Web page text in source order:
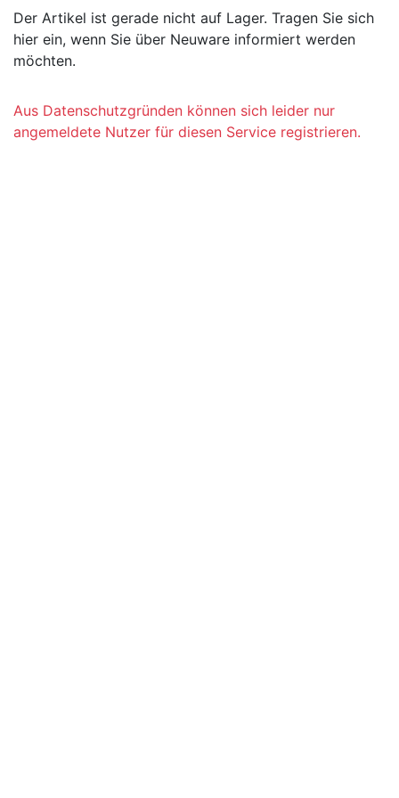
Der Artikel ist gerade nicht auf Lager. Tragen Sie sich
hier ein, wenn Sie über Neuware informiert werden
möchten.
Aus Datenschutzgründen können sich leider nur
angemeldete Nutzer für diesen Service registrieren.